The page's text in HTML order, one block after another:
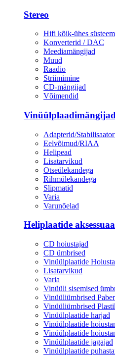
Stereo
Hifi kõik-ühes
Konverterid / DAC
Meediamängijad
Muud
Raadio
Striimimine
CD-mängijad
Võimendid
Vinüülplaadimängijad
Adapterid/
Eelvõimud/RIAA
Helipead
Lisatarvikud
Otseülekandega
Rihmülekandega
Slipmatid
Varia
Varunõelad
Heliplaatide
CD hoiustajad
CD ümbrised
Vinüülplaatide
Lisatarvikud
Varia
Vinüüli sisemised
Vinüüliümbrised Paber
Vinüüliümbrised
Vinüülplaatide harjad
Vinüülplaatide
Vinüülplaatide
Vinüülplaatide jagajad
Vinüülplaatide